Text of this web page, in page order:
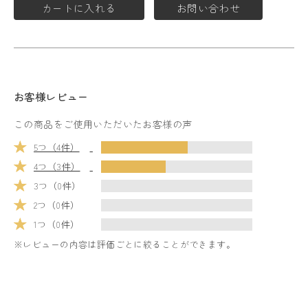
カートに入れる お問い合わせ
お客様レビュー
この商品をご使用いただいたお客様の声
5つ（4件）
4つ（3件）
3つ（0件）
2つ（0件）
1つ（0件）
※レビューの内容は評価ごとに絞ることができます。